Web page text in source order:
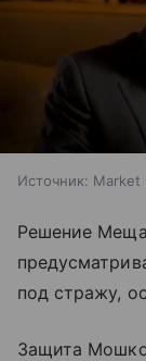
Источник: Market
Решение
под стражу,
Защита